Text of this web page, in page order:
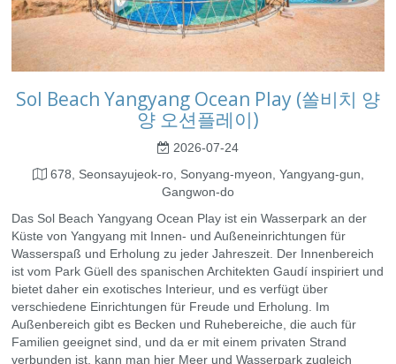
Sol Beach Yangyang Ocean Play (쏠비치 양
양 오션플레이)
2026-07-24
678, Seonsayujeok-ro, Sonyang-myeon, Yangyang-gun,
Gangwon-do
Das Sol Beach Yangyang Ocean Play ist ein Wasserpark an der
Küste von Yangyang mit Innen- und Außeneinrichtungen für
Wasserspaß und Erholung zu jeder Jahreszeit. Der Innenbereich
ist vom Park Güell des spanischen Architekten Gaudí inspiriert und
bietet daher ein exotisches Interieur, und es verfügt über
verschiedene Einrichtungen für Freude und Erholung. Im
Außenbereich gibt es Becken und Ruhebereiche, die auch für
Familien geeignet sind, und da er mit einem privaten Strand
verbunden ist, kann man hier Meer und Wasserpark zugleich